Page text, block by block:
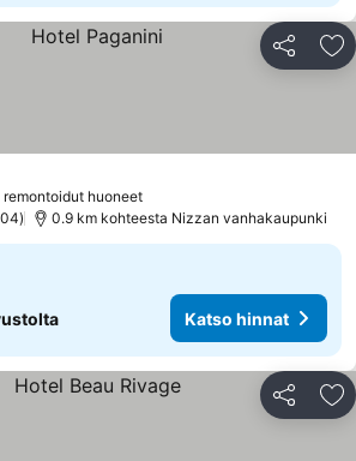
Jaa
huoneet
0.9 km kohteesta Nizzan vanhakaupunki
Katso hinnat
Jaa